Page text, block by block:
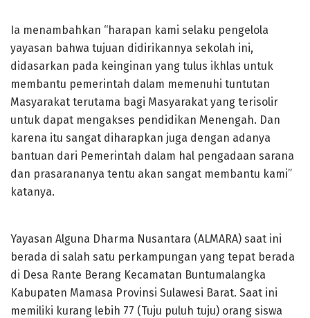
Ia menambahkan “harapan kami selaku pengelola
yayasan bahwa tujuan didirikannya sekolah ini,
didasarkan pada keinginan yang tulus ikhlas untuk
membantu pemerintah dalam memenuhi tuntutan
Masyarakat terutama bagi Masyarakat yang terisolir
untuk dapat mengakses pendidikan Menengah. Dan
karena itu sangat diharapkan juga dengan adanya
bantuan dari Pemerintah dalam hal pengadaan sarana
dan prasarananya tentu akan sangat membantu kami”
katanya.
Yayasan Alguna Dharma Nusantara (ALMARA) saat ini
berada di salah satu perkampungan yang tepat berada
di Desa Rante Berang Kecamatan Buntumalangka
Kabupaten Mamasa Provinsi Sulawesi Barat. Saat ini
memiliki kurang lebih 77 (Tuju puluh tuju) orang siswa